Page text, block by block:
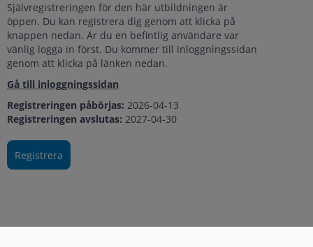
Självregistreringen för den här utbildningen är
öppen. Du kan registrera dig genom att klicka på
knappen nedan. Är du en befintlig användare var
vänlig logga in först. Du kommer till inloggningssidan
genom att klicka på länken nedan.
Gå till inloggningssidan
Registreringen påbörjas: 2026-04-13
Registreringen avslutas: 2027-04-30